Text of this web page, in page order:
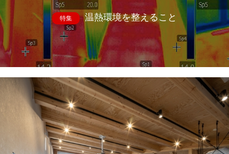
特集 温熱環境を整えること